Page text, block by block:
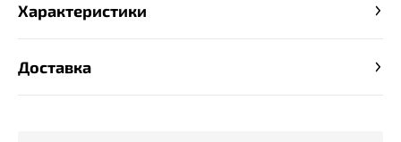
Характеристики
Доставка